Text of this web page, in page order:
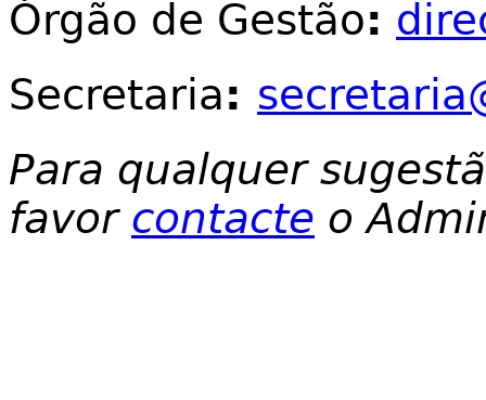
Órgão de Gestão:
Secretaria:
Para qualquer
favor contacte o